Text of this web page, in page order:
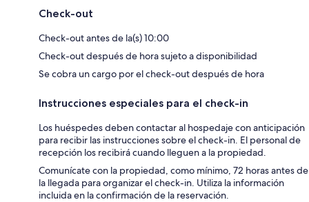
Check-out
Check-out antes de la(s) 10:00
Check-out después de hora sujeto a disponibilidad
Se cobra un cargo por el check-out después de hora
Instrucciones especiales para el check-in
Los huéspedes deben contactar al hospedaje con anticipación
para recibir las instrucciones sobre el check-in. El personal de
recepción los recibirá cuando lleguen a la propiedad.
Comunícate con la propiedad, como mínimo, 72 horas antes de
la llegada para organizar el check-in. Utiliza la información
incluida en la confirmación de la reservación.